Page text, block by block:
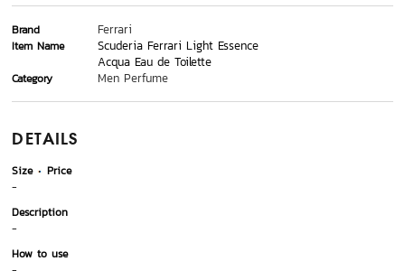
Brand Ferrari
Item Name
Scuderia Ferrari Light Essence
Acqua Eau de Toilette
Category Men Perfume
DETAILS
Size
Price
-
Description
-
How to use
-